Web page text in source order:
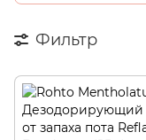
Фильтр